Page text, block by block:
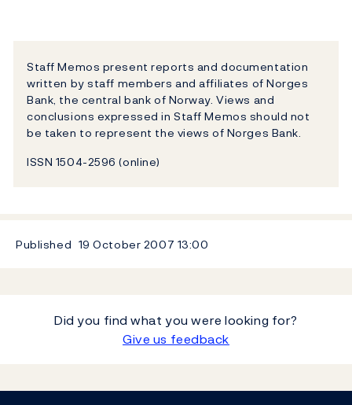
Staff Memos present reports and documentation
written by staff members and affiliates of Norges
Bank, the central bank of Norway. Views and
conclusions expressed in Staff Memos should not
be taken to represent the views of Norges Bank.
ISSN 1504-2596 (online)
Published 19 October 2007 13:00
Did you find what you were looking for?
Give us feedback